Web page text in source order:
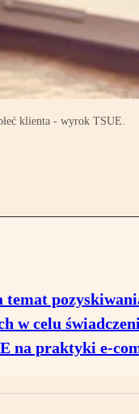
klienta - wyrok TSUE.
temat
w celu
na praktyki e-